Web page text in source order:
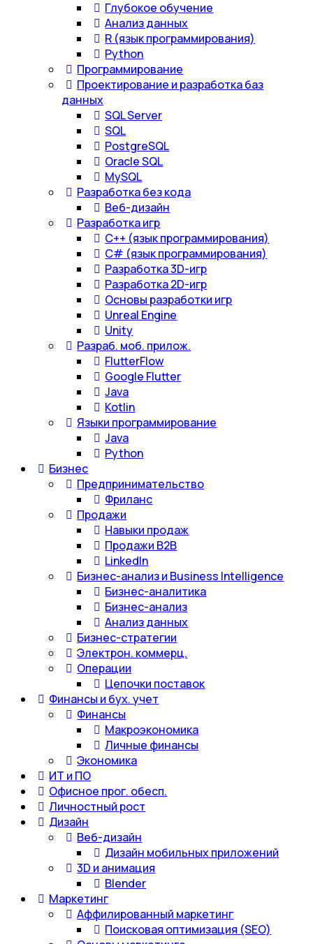
Глубокое обучение
Анализ данных
R (язык программирования)
Python
Программирование
Проектирование и разработка баз
данных
SQL Server
SQL
PostgreSQL
Oracle SQL
MySQL
Разработка без кода
Веб-дизайн
Разработка игр
С++ (язык программирования)
С# (язык программирования)
Разработка 3D-игр
Разработка 2D-игр
Основы разработки игр
Unreal Engine
Unity
Разраб. моб. прилож.
FlutterFlow
Google Flutter
Java
Kotlin
Языки программирование
Java
Python
Бизнес
Предпринимательство
Фриланс
Продажи
Навыки продаж
Продажи B2B
LinkedIn
Бизнес-анализ и Business Intelligence
Бизнес-аналитика
Бизнес-анализ
Анализ данных
Бизнес-стратегии
Электрон. коммерц.
Операции
Цепочки поставок
Финансы и бух. учет
Финансы
Макроэкономика
Личные финансы
Экономика
ИТ и ПО
Офисное прог. обесп.
Личностный рост
Дизайн
Веб-дизайн
Дизайн мобильных приложений
3D и анимация
Blender
Маркетинг
Аффилированный маркетинг
Поисковая оптимизация (SEO)